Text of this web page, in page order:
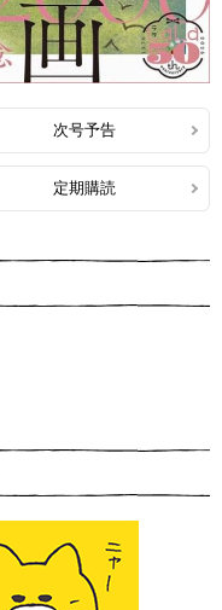
次号予告
定期購読